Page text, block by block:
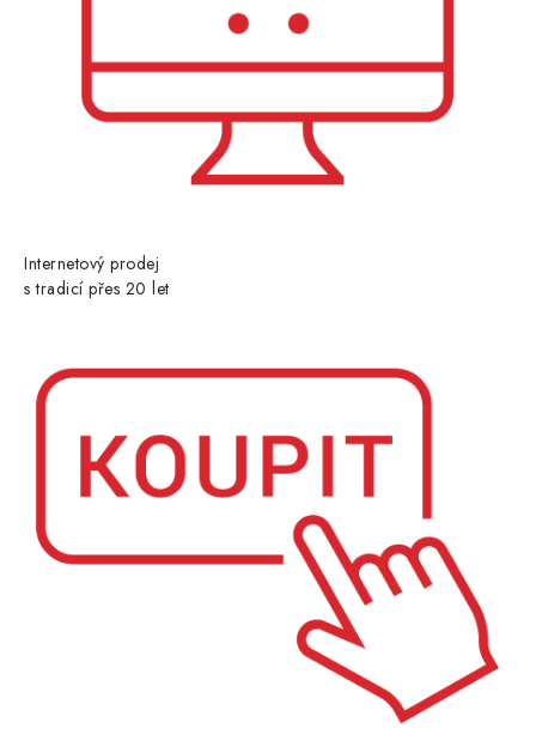
Internetový prodej
s tradicí přes 20 let